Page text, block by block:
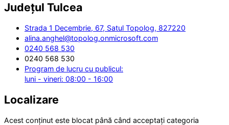
Județul Tulcea
Strada 1 Decembrie, 67, Satul Topolog, 827220
alina.anghel@topolog.onmicrosoft.com
0240 568 530
0240 568 530
Program de lucru cu publicul:
luni - vineri: 08:00 - 16:00
Localizare
Acest conținut este blocat până când acceptați categoria